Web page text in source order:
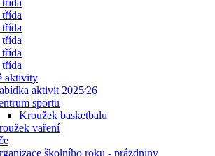
třída
aktivity
aktivit 2025⁄26
sportu
Kroužek basketbalu
vaření
školního roku - prázdniny